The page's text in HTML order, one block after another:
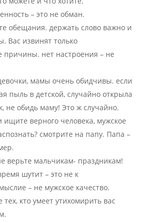
– это не обман.
обещания. держать слово важно и
Вас извинят только
причины. нет настроения – не
мамы очень обидчивы. если
пыль в детской, случайно открыла
не обидь маму! Это ж случайно.
ищите верного человека, мужское
смотрите на папу. Папа –
верьте мальчикам- праздникам!
шутит – это не к
– не мужское качество.
кто умеет утихомирить вас